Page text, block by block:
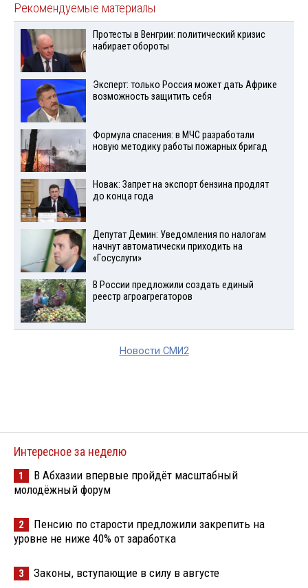
Рекомендуемые материалы
Протесты в Венгрии: политический кризис
набирает обороты
Эксперт: только Россия может дать Африке
возможность защитить себя
Формула спасения: в МЧС разработали
новую методику работы пожарных бригад
Новак: Запрет на экспорт бензина продлят
до конца года
Депутат Демин: Уведомления по налогам
начнут автоматически приходить на
«Госуслуги»
В России предложили создать единый
реестр агроагрегаторов
Новости СМИ2
Интересное за неделю
1
В Абхазии впервые пройдёт масштабный
молодёжный форум
2
Пенсию по старости предложили закрепить на
уровне не ниже 40% от заработка
3 Законы, вступающие в силу в августе